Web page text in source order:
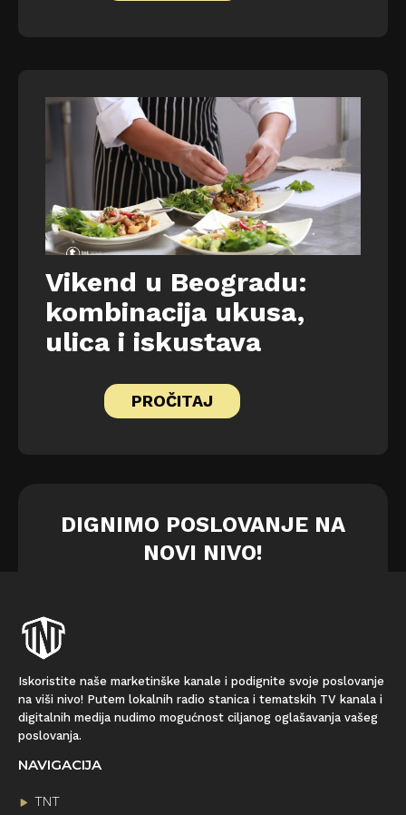
Vikend u Beogradu:
kombinacija ukusa,
ulica i iskustava
PROČITAJ
DIGNIMO POSLOVANJE NA
NOVI NIVO!
Iskoristite naše marketinške kanale i podignite svoje poslovanje
na viši nivo! Putem lokalnih radio stanica i tematskih TV kanala i
digitalnih medija nudimo mogućnost ciljanog oglašavanja vašeg
poslovanja.
NAVIGACIJA
TNT